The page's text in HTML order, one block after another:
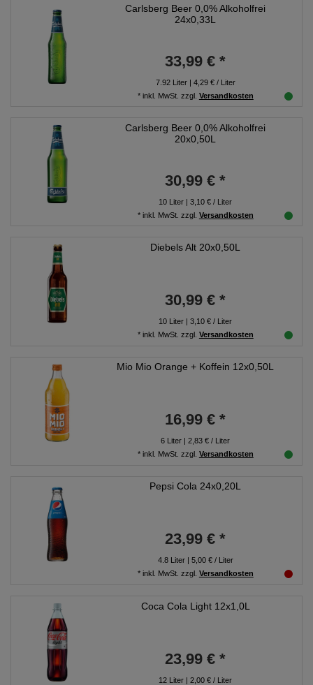
Carlsberg Beer 0,0% Alkoholfrei
24x0,33L
33,99 € *
7.92Liter| 4,29 € / Liter
* inkl. MwSt. zzgl. Versandkosten
Carlsberg Beer 0,0% Alkoholfrei
20x0,50L
30,99 € *
10 Liter | 3,10 € / Liter
* inkl. MwSt. zzgl. Versandkosten
Diebels Alt 20x0,50L
30,99 € *
10 Liter | 3,10 € / Liter
* inkl. MwSt. zzgl. Versandkosten
Mio Mio Orange + Koffein 12x0,50L
16,99 € *
6 Liter | 2,83 € / Liter
* inkl. MwSt. zzgl. Versandkosten
Pepsi Cola 24x0,20L
23,99 € *
4.8Liter| 5,00 € / Liter
* inkl. MwSt. zzgl. Versandkosten
Coca Cola Light 12x1,0L
23,99 € *
12 Liter | 2,00 € / Liter